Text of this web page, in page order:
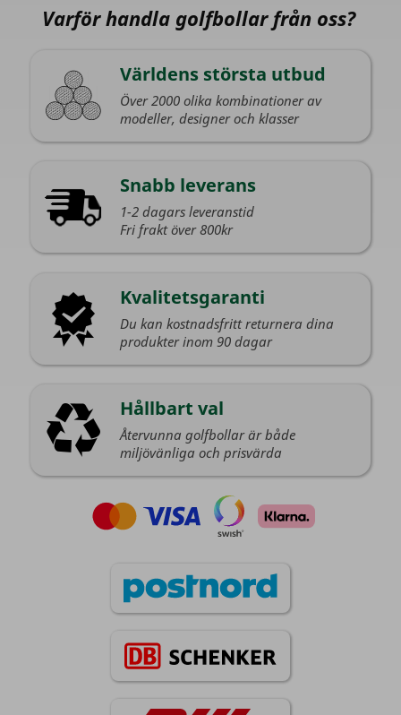
Varför handla golfbollar från oss?
Världens största utbud
Över 2000 olika kombinationer av
modeller, designer och klasser
Snabb leverans
1-2 dagars leveranstid
Fri frakt över 800kr
Kvalitetsgaranti
Du kan kostnadsfritt returnera dina
produkter inom 90 dagar
Hållbart val
Återvunna golfbollar är både
miljövänliga och prisvärda